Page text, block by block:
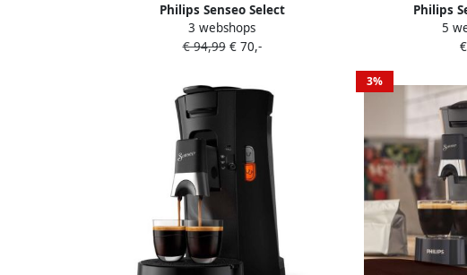
Philips Senseo Select
Koffiepadmachine CSA230 60 Keuze uit
1 of 2 Kopjes Instelbare Intensiteit
3 webshops
€ 94,99€ 70,-
Philips
1 of 2 Kopjes
5
3%